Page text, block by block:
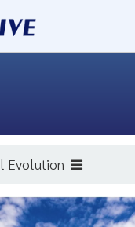
Evolution